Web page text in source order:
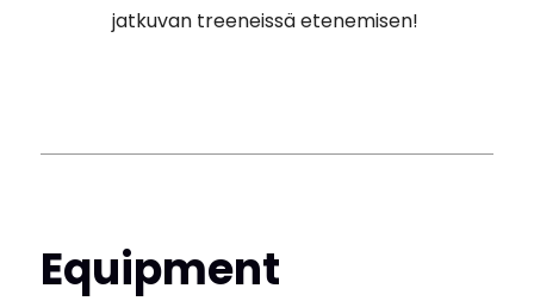
jatkuvan treeneissä etenemisen!
Equipment